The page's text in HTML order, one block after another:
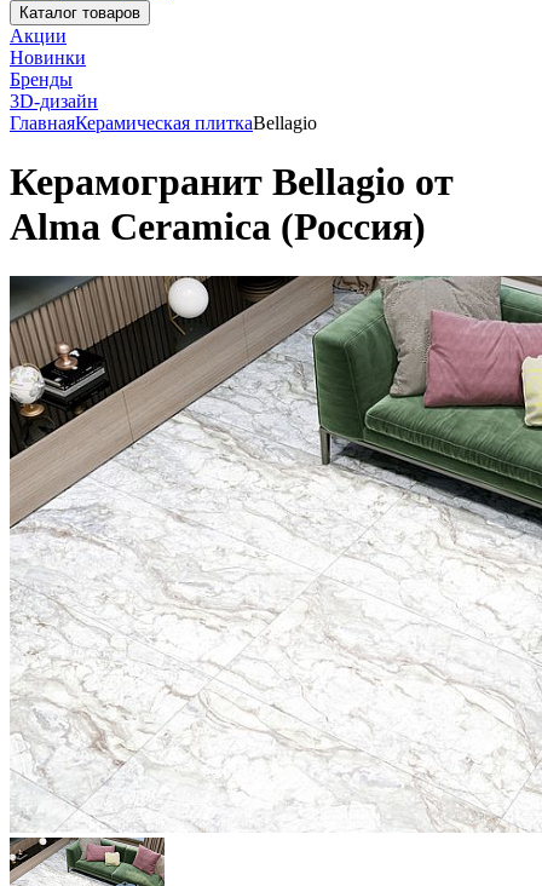
Каталог товаров
Акции
Новинки
Бренды
3D-дизайн
ГлавнаяКерамическая плиткаBellagio
Керамогранит Bellagio от
Alma Ceramica (Россия)